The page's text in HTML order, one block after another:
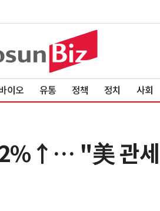
이오 유통 정책 정치 사회
"美 관세